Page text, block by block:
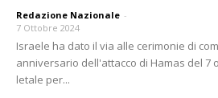
Redazione Nazionale -
7 Ottobre 2024
Israele ha dato il via alle cerimonie di
anniversario dell'attacco di Hamas del 7
letale per...